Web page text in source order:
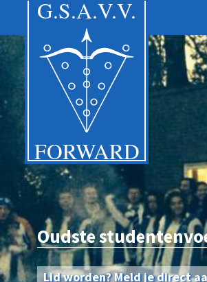
Oudste
Lid worden? Meld je direct